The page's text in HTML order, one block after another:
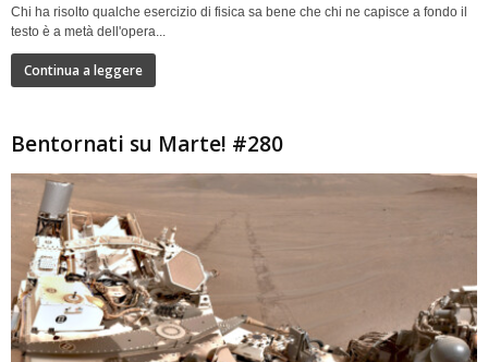
Chi ha risolto qualche esercizio di fisica sa bene che chi ne capisce a fondo il
testo è a metà dell'opera...
Continua a leggere
Bentornati su Marte! #280